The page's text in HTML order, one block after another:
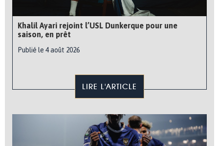
Khalil Ayari rejoint l’USL Dunkerque pour une
saison, en prêt
Publié le 4 août 2026
LIRE L'ARTICLE